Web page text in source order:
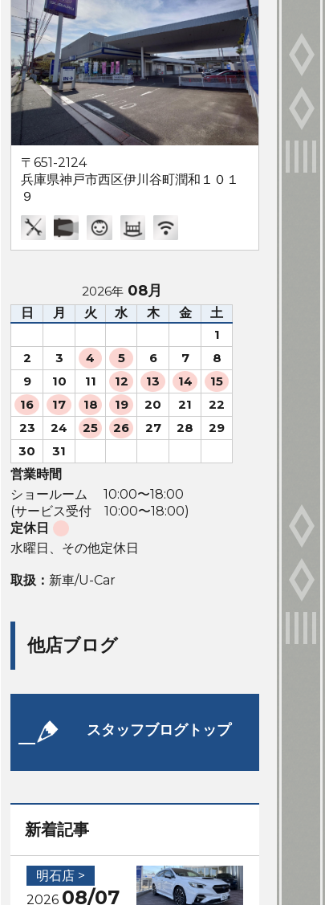
〒651-2124
兵庫県神戸市西区伊川谷町潤和１０１
９
2026年 08月
日 月 火 水 木 金 土
1
2
3 4 5 6 7
8
9
10 11 12 13 14
15
16
17 18 19 20 21
22
23
24 25 26 27 28
29
30
31
営業時間
ショールーム 10:00〜18:00
(サービス受付 10:00〜18:00)
定休日
水曜日、その他定休日
取扱： 新車/U-Car
他店ブログ
スタッフブログトップ
新着記事
明石店 >
2026 08/07